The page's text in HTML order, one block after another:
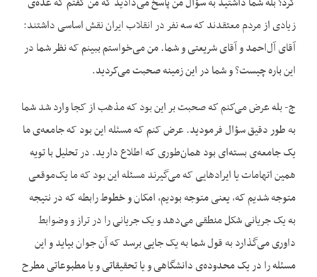
زیادی از مردم معتقدند که سه نفر در انقلاب ایران نقش اساسی داشتند:
آقای آل‌احمد و آقای شریعتی و شما. من می‌خواستم ببینم که نظر شما در
این باره چیست؟ و شما در این زمینه صحبت می‌کردید.
ج- بله عرض می‌کنم که صحبت بر این بود که مذهب از کجا وارد شد شما
به طور دقیق سؤال فرمودید. عرض کنم که مسئله این بود که جامعه‌ی ما
یک جامعه‌ی بسته‌ای بود همان‌طوری که اطلاع دارید. در تحلیل با تویه
همین اتهامات یا ایرادهایی که می‌گیرند مسئله این بود که ما یک‌موقعی
متوجه شدیم که، یعنی متوجه بودیم، امکان و خطوط رابطه که در نتیجه
به یک جریانی شکل منطقی می‌دهد و یک جریانی را در تراز و وضوابط
داوری می‌گذارد به قول شما به یک جایی برسد که آن جوان بیاید و این
مسئله را در یک محدوده‌ی دانشگاهی و یا تحقیقاتی و یا مطبوعاتی مطرح